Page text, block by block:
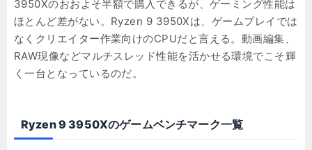
3950Xのおおよそ半額で購入できるが、ゲーミング性能は
ほとんど差がない。Ryzen 9 3950Xは、ゲームプレイでは
なくクリエイター作業向けのCPUだと言える。動画編集、
RAW現像などマルチスレッド性能を活かせる環境でこそ輝
く一台となっているのだ。
Ryzen 9 3950Xのゲームベンチマーク一覧